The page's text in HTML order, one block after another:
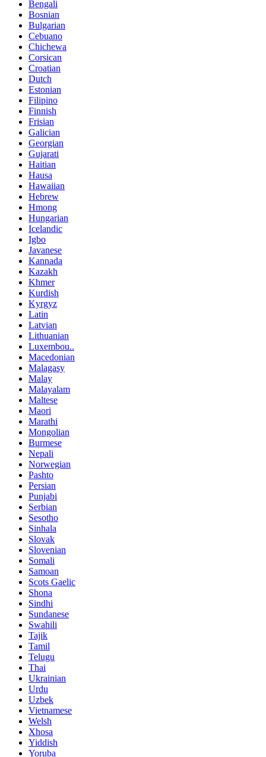
Bengali
Bosnian
Bulgarian
Cebuano
Chichewa
Corsican
Croatian
Dutch
Estonian
Filipino
Finnish
Frisian
Galician
Georgian
Gujarati
Haitian
Hausa
Hawaiian
Hebrew
Hmong
Hungarian
Icelandic
Igbo
Javanese
Kannada
Kazakh
Khmer
Kurdish
Kyrgyz
Latin
Latvian
Lithuanian
Luxembou..
Macedonian
Malagasy
Malay
Malayalam
Maltese
Maori
Marathi
Mongolian
Burmese
Nepali
Norwegian
Pashto
Persian
Punjabi
Serbian
Sesotho
Sinhala
Slovak
Slovenian
Somali
Samoan
Scots Gaelic
Shona
Sindhi
Sundanese
Swahili
Tajik
Tamil
Telugu
Thai
Ukrainian
Urdu
Uzbek
Vietnamese
Welsh
Xhosa
Yiddish
Yoruba